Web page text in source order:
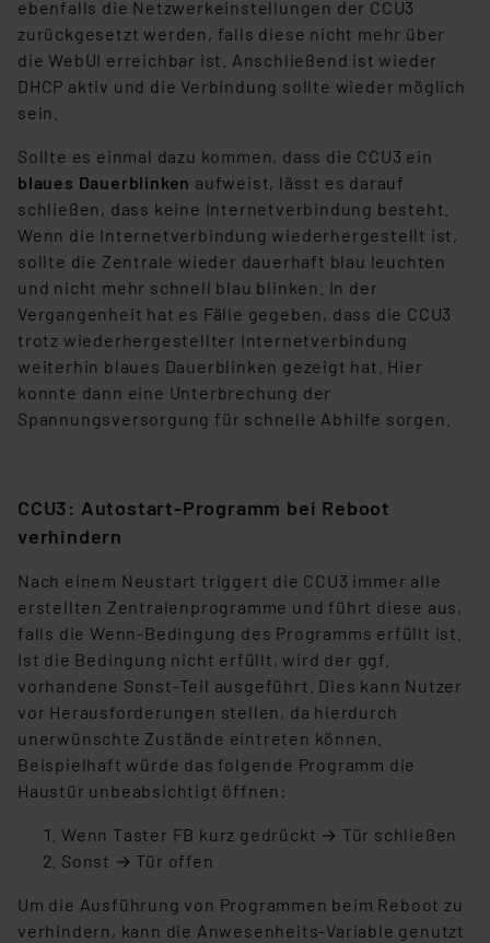
ebenfalls die Netzwerkeinstellungen der CCU3
zurückgesetzt werden, falls diese nicht mehr über
die WebUI erreichbar ist. Anschließend ist wieder
DHCP aktiv und die Verbindung sollte wieder möglich
sein.
Sollte es einmal dazu kommen, dass die CCU3 ein
blaues Dauerblinken aufweist, lässt es darauf
schließen, dass keine Internetverbindung besteht.
Wenn die Internetverbindung wiederhergestellt ist,
sollte die Zentrale wieder dauerhaft blau leuchten
und nicht mehr schnell blau blinken. In der
Vergangenheit hat es Fälle gegeben, dass die CCU3
trotz wiederhergestellter Internetverbindung
weiterhin blaues Dauerblinken gezeigt hat. Hier
konnte dann eine Unterbrechung der
Spannungsversorgung für schnelle Abhilfe sorgen.
CCU3: Autostart-Programm bei Reboot
verhindern
Nach einem Neustart triggert die CCU3 immer alle
erstellten Zentralenprogramme und führt diese aus,
falls die Wenn-Bedingung des Programms erfüllt ist.
Ist die Bedingung nicht erfüllt, wird der ggf.
vorhandene Sonst-Teil ausgeführt. Dies kann Nutzer
vor Herausforderungen stellen, da hierdurch
unerwünschte Zustände eintreten können.
Beispielhaft würde das folgende Programm die
Haustür unbeabsichtigt öffnen:
Wenn Taster FB kurz gedrückt → Tür schließen
Sonst → Tür offen
Um die Ausführung von Programmen beim Reboot zu
verhindern, kann die Anwesenheits-Variable genutzt